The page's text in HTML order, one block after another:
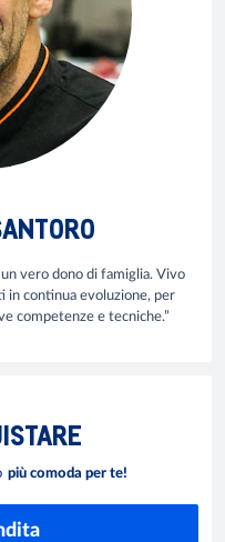
vero dono di famiglia. Vivo
in continua evoluzione, per
competenze e tecniche.”
più comoda per te!